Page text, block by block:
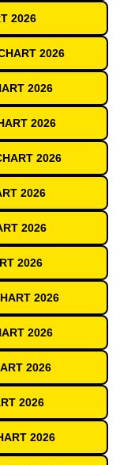
2026
2026
2026
2026
2026
2026
2026
2026
2026
2026
2026
2026
2026